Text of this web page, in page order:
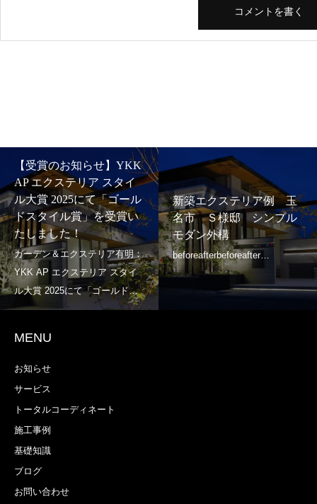
【受賞のお知らせ】YKK
AP エクステリア スタイ
ル大賞 2025にて「ゴール
ドスタイル賞」を受賞い
たしました！
新築エクステリア例 玉
名市 Ｓ様邸 シンプル
モダン外構
MENU
お知らせ
サービス
トータルコーディネート
施工事例
基礎知識
ブログ
お問い合わせ